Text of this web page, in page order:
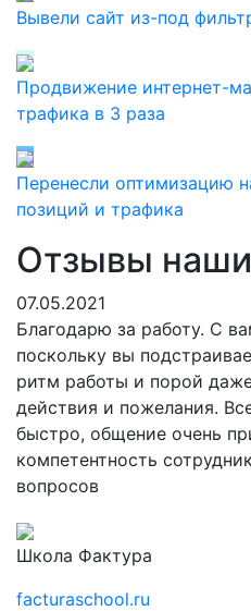
Вывели сайт из-под
Продвижение интернет-
трафика в 3 раза
Перенесли оптимизацию
позиций и трафика
Отзывы
07.05.2021
Благодарю за работу. С
поскольку вы
ритм работы и порой
действия и пожелания.
быстро, общение очень
компетентность
вопросов
Школа Фактура
facturaschool.ru